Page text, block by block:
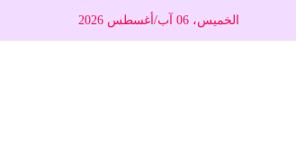
الخميس، 06 آب/أغسطس 2026